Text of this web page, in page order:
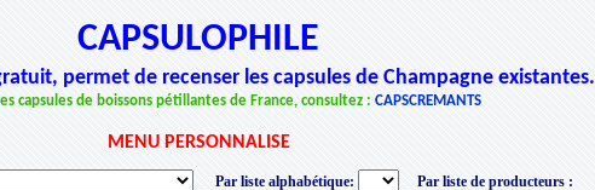
CAPSULOPHILE
permet de recenser les capsules de Champagne existantes.
capsules de boissons pétillantes de France, consultez : CAPSCREMANTS
MENU PERSONNALISE
Par liste alphabétique: Par liste de producteurs :